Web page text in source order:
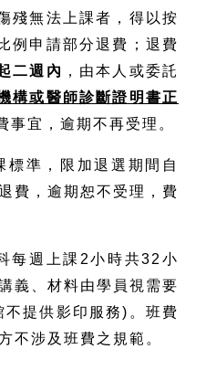
殘無法上課者，得以按
例申請部分退費；退費
二週內 ，由本人或委託
構或醫師診斷證明書正
事宜，逾期不再受理。
準，限加退選期間自
費，逾期恕不受理，費
每週上課2小時共32小
義、材料由學員視需要
不提供影印服務)。班費
不涉及班費之規範。